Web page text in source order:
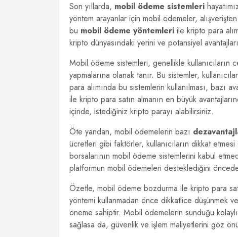
Son yıllarda, mobil ödeme sistemleri
yöntem arayanlar için mobil ödemeler,
bu mobil ödeme yöntemleri ile kripto para
kripto dünyasındaki yerini ve potansiyel
Mobil ödeme sistemleri, genellikle kullanıcıların
yapmalarına olanak tanır. Bu sistemler,
para alımında bu sistemlerin kullanılması,
ile kripto para satın almanın en büyük
içinde, istediğiniz kripto parayı alabilirsiniz.
Öte yandan, mobil ödemelerin bazı
ücretleri gibi faktörler, kullanıcıların dikkat
borsalarının mobil ödeme sistemlerini kabul
platformun mobil ödemeleri desteklediğini
Özetle, mobil ödeme bozdurma ile kripto para
yöntemi kullanmadan önce dikkatlice düşünmek
öneme sahiptir. Mobil ödemelerin sunduğu
sağlasa da, güvenlik ve işlem maliyetlerini göz